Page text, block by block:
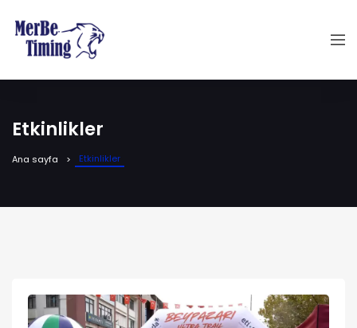
Etkinlikler
Ana sayfa Etkinlikler